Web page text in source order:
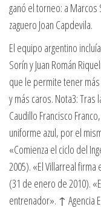
ganó el torneo: a Marcos
zaguero Joan Capdevila.
El equipo argentino
Sorín y Juan Román
que le permite tener
y más caros. Nota3:
Caudillo Francisco
uniforme azul, por el
«Comienza el ciclo del
2005). «El Villarreal
(31 de enero de 2010).
entrenador». ↑ Agencia